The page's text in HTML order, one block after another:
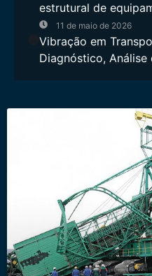
estrutural de
11 de maio de 2026
Vibração em
Diagnóstico, Análise